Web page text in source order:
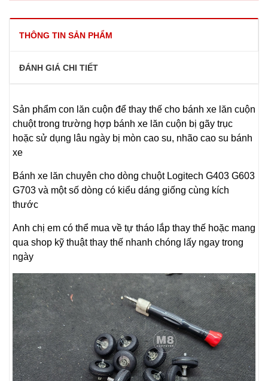
THÔNG TIN SẢN PHẨM
ĐÁNH GIÁ CHI TIẾT
Sản phẩm con lăn cuộn để thay thế cho bánh xe lăn cuộn
chuột trong trường hợp bánh xe lăn cuộn bị gãy trục
hoặc sử dụng lâu ngày bị mòn cao su, nhão cao su bánh
xe
Bánh xe lăn chuyên cho dòng chuột Logitech G403 G603
G703 và một số dòng có kiểu dáng giống cùng kích
thước
Anh chị em có thể mua về tự tháo lắp thay thế hoặc mang
qua shop kỹ thuật thay thế nhanh chóng lấy ngay trong
ngày